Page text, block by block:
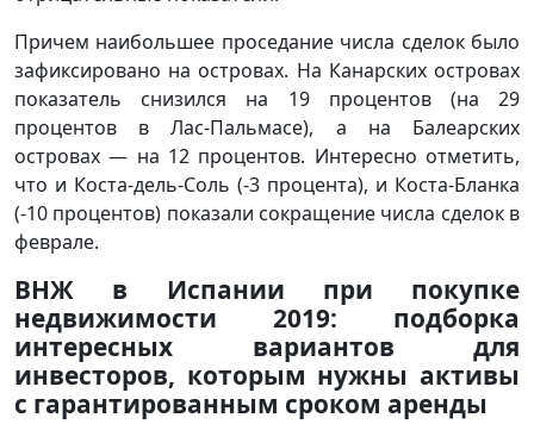
Причем наибольшее проседание числа сделок было
зафиксировано на островах. На Канарских островах
показатель снизился на 19 процентов (на 29
процентов в Лас-Пальмасе), а на Балеарских
островах — на 12 процентов. Интересно отметить,
что и Коста-дель-Соль (-3 процента), и Коста-Бланка
(-10 процентов) показали сокращение числа сделок в
феврале.
ВНЖ в Испании при покупке
недвижимости 2019: подборка
интересных вариантов для
инвесторов, которым нужны активы
с гарантированным сроком аренды